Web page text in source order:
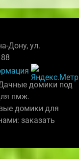
Дону, ул.
домики под
пмж.
домики для
заказать